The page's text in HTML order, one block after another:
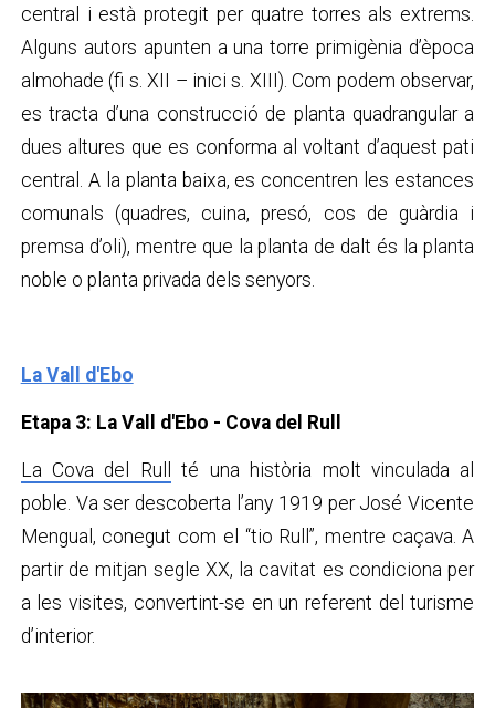
central i està protegit per quatre torres als extrems.
Alguns autors apunten a una torre primigènia d’època
almohade (fi s. XII – inici s. XIII). Com podem observar,
es tracta d’una construcció de planta quadrangular a
dues altures que es conforma al voltant d’aquest pati
central. A la planta baixa, es concentren les estances
comunals (quadres, cuina, presó, cos de guàrdia i
premsa d’oli), mentre que la planta de dalt és la planta
noble o planta privada dels senyors.
La Vall d'Ebo
Etapa 3: La Vall d'Ebo - Cova del Rull
La Cova del Rull
té una història molt vinculada al
poble. Va ser descoberta l’any 1919 per José Vicente
Mengual, conegut com el “tio Rull”, mentre caçava. A
partir de mitjan segle XX, la cavitat es condiciona per
a les visites, convertint-se en un referent del turisme
d’interior.